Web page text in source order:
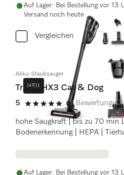
Auf Lager: Bei Bestellung vor 13
Versand noch heute
Vergleichen
NEU
Akku-Staubsauger
Triflex HX3 Cat & Dog
5
5 Sterne von 5
(5 Bewertungen)
hohe Saugkraft | bis zu 70 min
Bodenerkennung | HEPA |
Auf Lager: Bei Bestellung vor 13